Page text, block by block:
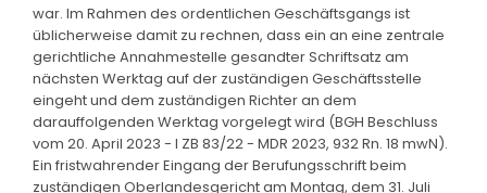
war. Im Rahmen des ordentlichen Geschäftsgangs ist
üblicherweise damit zu rechnen, dass ein an eine zentrale
gerichtliche Annahmestelle gesandter Schriftsatz am
nächsten Werktag auf der zuständigen Geschäftsstelle
eingeht und dem zuständigen Richter an dem
darauffolgenden Werktag vorgelegt wird (BGH Beschluss
vom 20. April 2023 - I ZB 83/22 - MDR 2023, 932 Rn. 18 mwN).
Ein fristwahrender Eingang der Berufungsschrift beim
zuständigen Oberlandesgericht am Montag, dem 31. Juli